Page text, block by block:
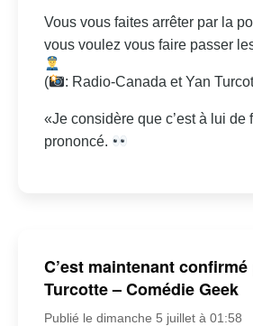
Vous vous faites arrêter par la
vous voulez vous faire passer
( : Radio-Canada et Yan
«Je considère que c’est à lui de
prononcé.
C’est maintenant
Turcotte – Comédie Geek
Publié le dimanche 5 juillet à 01:58